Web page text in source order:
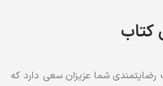
کتاب
رضایتمندی شما عزیزان سعی دارد که